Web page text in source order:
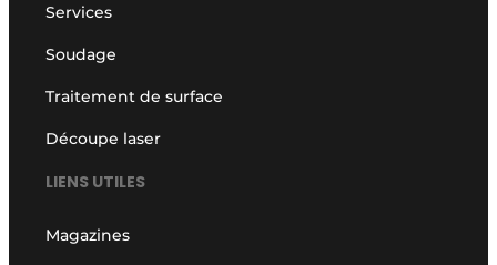
Services
Soudage
Traitement de surface
Découpe laser
LIENS UTILES
Magazines